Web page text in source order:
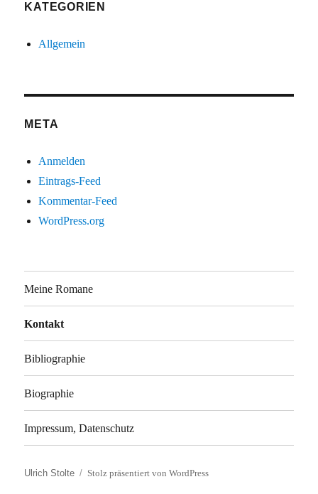
KATEGORIEN
Allgemein
META
Anmelden
Eintrags-Feed
Kommentar-Feed
WordPress.org
Meine Romane
Kontakt
Bibliographie
Biographie
Impressum, Datenschutz
Ulrich Stolte Stolz präsentiert von WordPress